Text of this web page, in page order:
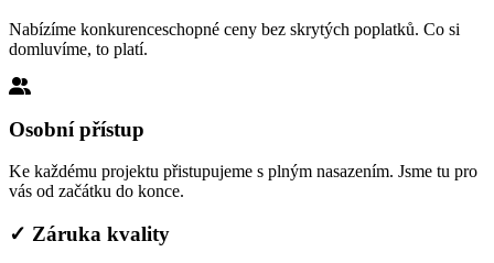
Nabízíme konkurenceschopné ceny bez skrytých poplatků. Co si
domluvíme, to platí.
Osobní přístup
Ke každému projektu přistupujeme s plným nasazením. Jsme tu pro
vás od začátku do konce.
✓ Záruka kvality